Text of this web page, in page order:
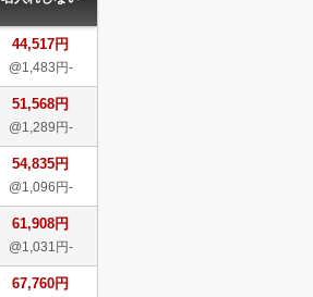
44,517円
@1,483円-
51,568円
@1,289円-
54,835円
@1,096円-
61,908円
@1,031円-
67,760円